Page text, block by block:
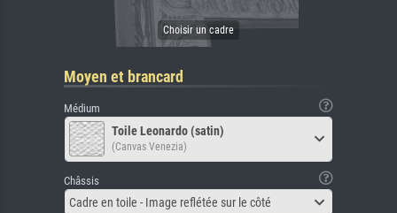
Moyen et brancard
Médium
Toile Leonardo (satin)
(Canvas Venezia)
Châssis
Cadre en toile - Image reflétée sur le côté